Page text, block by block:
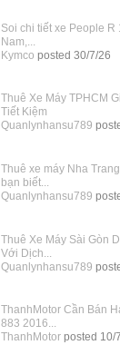
Soi chi tiết xe People R
Nam,...
Kymco posted 30/7/26
Thuê Xe Máy TPHCM
Tiết Kiệm
Quanlynhansu789
Thuê xe máy Nha
bạn biết...
Quanlynhansu789
Thuê Xe Máy Sài Gòn
Với Dịch...
Quanlynhansu789
ThanhMotor Cần Bán
883 2016...
ThanhMotorposted 10/